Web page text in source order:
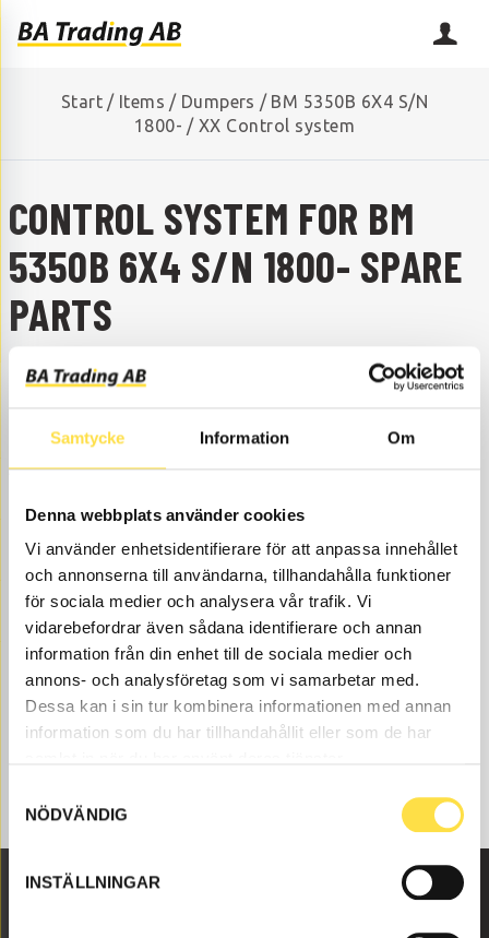
Samtycke Information Om
Denna webbplats använder cookies
Vi använder enhetsidentifierare för att anpassa innehållet
och annonserna till användarna, tillhandahålla funktioner
för sociala medier och analysera vår trafik. Vi
vidarebefordrar även sådana identifierare och annan
information från din enhet till de sociala medier och
annons- och analysföretag som vi samarbetar med.
Dessa kan i sin tur kombinera informationen med annan
information som du har tillhandahållit eller som de har
NÖDVÄNDIG
INSTÄLLNINGAR
Start / Items / Dumpers / BM 5350B 6X4 S/N
1800- / XX Control system
CONTROL SYSTEM FOR BM
5350B 6X4 S/N 1800- SPARE
PARTS
CONTROL SYSTEM FOR BM
5350B 6X4 S/N 1800-
ARE YOU MISSING A SPARE PART?
+46 (0) 152-32500
Control system to BM 5350B 6X4 S/N 1800- dumpers is
available as spare parts here at BA Trading. Our spare
parts to BM 5350B 6X4 S/N 1800- are available as new
or carefully refurbished used parts both original and
non-original parts. We have control system to all Volvo
construction machines and spare parts like exhaust
hose (11050994, AV994, 11054063, 4940616, 4965128,